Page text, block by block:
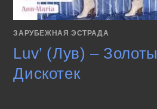
ЗАРУБЕЖНАЯ ЭСТРАДА
Luv’ (Лув) –
Дискотек